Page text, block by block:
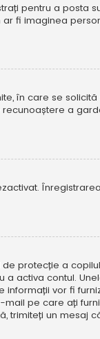
pentru a posta
fi imaginea
în care se
a
protecție a
a activa contul.
vor fi
mail pe care ați
un mesaj